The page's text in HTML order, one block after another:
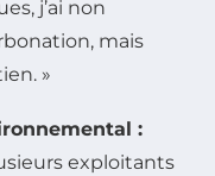
j’ai non
mais
»
:
exploitants